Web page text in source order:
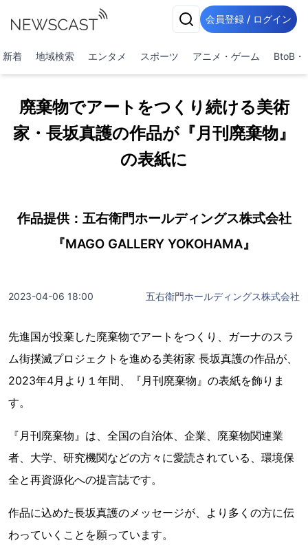
会員登録 / ログイン
新着 地域検索 エンタメ スポーツ アニメ・ゲーム BtoB・
廃棄物でアートをつくり続ける美術
家・長坂真護の作品が『月刊廃棄物』
の表紙に
作品提供：五右衛門ホールディングス株式会社
『MAGO GALLERY YOKOHAMA』
2023-04-06 18:00 五右衛門ホールディングス株式会社
先進国が投棄した廃棄物でアートをつくり、ガーナのスラ
ム街撲滅プロジェクトを進める美術家 長坂真護の作品が、
2023年4月より１年間、『月刊廃棄物』の表紙を飾りま
す。
『月刊廃棄物』は、全国の自治体、企業、廃棄物関連業
者、大学、研究機関などの方々に愛読されている、環境保
全と再資源化への提言誌です。
作品に込めた長坂真護のメッセージが、より多くの方に伝
わっていくことを願っています。